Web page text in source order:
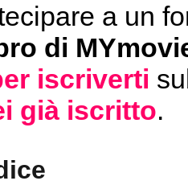
a un
di
iscriverti
già iscritto.